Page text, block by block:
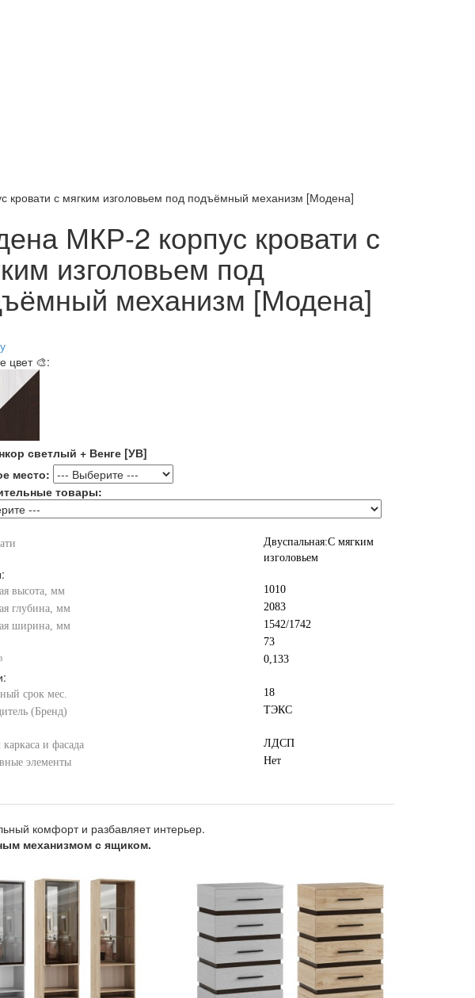
кровати с мягким изголовьем под подъёмный механизм [Модена]
МКР-2 корпус кровати с
изголовьем под
механизм [Модена]
цвет 🎨:
светлый + Венге [УВ]
место:
товары:
Двуспальная:С мягким
изголовьем
высота, мм
1010
глубина, мм
2083
ширина, мм
1542/1742
73
0,133
срок мес.
18
(Бренд)
ТЭКС
и фасада
ЛДСП
элементы
Нет
комфорт и разбавляет интерьер.
механизмом с ящиком.